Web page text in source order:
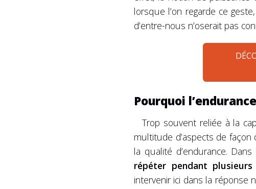
lorsque l’on regarde ce
d’entre-nous n’oserait pas
Pourquoi
Trop souvent reliée à la
multitude d’aspects de
la qualité d’endurance.
répéter pendant
intervenir ici dans la réponse